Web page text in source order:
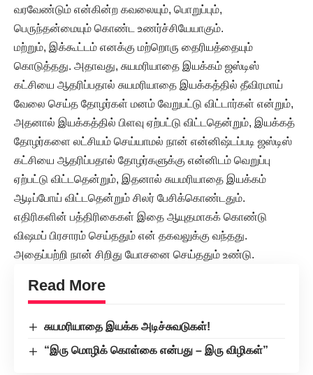
வரவேண்டும் என்கின்ற கவலையும், பொறுப்பும்,
பெருந்தன்மையும் கொண்ட உணர்ச்சியேயாகும்.
மற்றும், இக்கூட்டம் எனக்கு மற்றொரு தைரியத்தையும்
கொடுத்தது. அதாவது, சுயமரியாதை இயக்கம் ஜஸ்டிஸ்
கட்சியை ஆதரிப்பதால் சுயமரியாதை இயக்கத்தில் தீவிரமாய்
வேலை செய்த தோழர்கள் மனம் வேறுபட்டு விட்டார்கள் என்றும்,
அதனால் இயக்கத்தில் பிளவு ஏற்பட்டு விட்டதென்றும், இயக்கத்
தோழர்களை லட்சியம் செய்யாமல் நான் என்னிஷ்டப்படி ஜஸ்டிஸ்
கட்சியை ஆதரிப்பதால் தோழர்களுக்கு என்னிடம் வெறுப்பு
ஏற்பட்டு விட்டதென்றும், இதனால் சுயமரியாதை இயக்கம்
ஆடிப்போய் விட்டதென்றும் சிலர் பேசிக்கொண்டதும்.
எதிரிகளின் பத்திரிகைகள் இதை ஆயுதமாகக் கொண்டு
விஷமப் பிரசாரம் செய்ததும் என் தகவலுக்கு வந்தது.
அதைப்பற்றி நான் சிறிது யோசனை செய்ததும் உண்டு.
Read More
சுயமரியாதை இயக்க அடிச்சுவடுகள்!
“இரு மொழிக் கொள்கை என்பது – இரு விழிகள்”